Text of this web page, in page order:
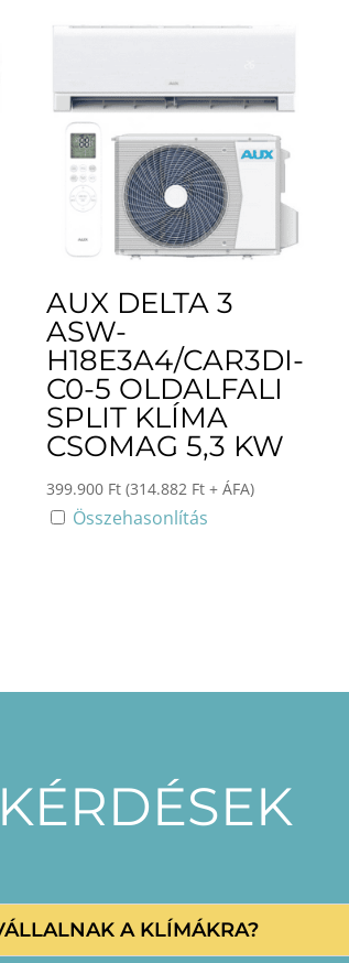
AUX DELTA 3
ASW-
H18E3A4/CAR3DI-
C0-5 OLDALFALI
SPLIT KLÍMA
CSOMAG 5,3 KW
399.900 Ft (314.882 Ft + ÁFA)
Összehasonlítás
A KLÍMÁKRA?